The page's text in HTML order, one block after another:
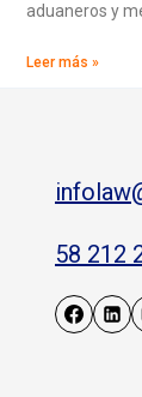
aduaneros y
Leer más »
58 212